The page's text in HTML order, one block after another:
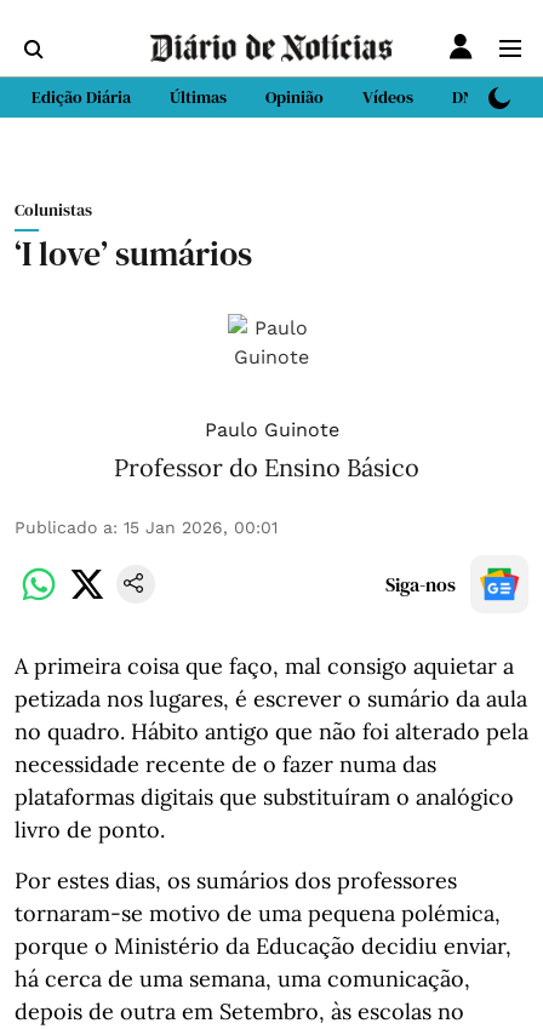
Edição Diária Últimas Opinião Vídeos DN Sport
Colunistas
‘I love’ sumários
Paulo Guinote
Professor do Ensino Básico
Publicado a: 15 Jan 2026, 00:01
Siga-nos
A primeira coisa que faço, mal consigo aquietar a
petizada nos lugares, é escrever o sumário da aula
no quadro. Hábito antigo que não foi alterado pela
necessidade recente de o fazer numa das
plataformas digitais que substituíram o analógico
livro de ponto.
Por estes dias, os sumários dos professores
tornaram-se motivo de uma pequena polémica,
porque o Ministério da Educação decidiu enviar,
há cerca de uma semana, uma comunicação,
depois de outra em Setembro, às escolas no